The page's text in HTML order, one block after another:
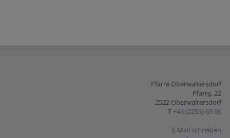
Pfarre Oberwaltersdorf
Pfarrg. 22
2522 Oberwaltersdorf
T +43 (2253) 65 06
E-Mail schreiben